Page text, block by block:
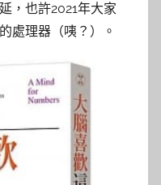
，也許2021年大家
處理器（咦？）。